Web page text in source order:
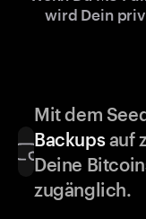
wird Dein
Mit dem
Backupsauf
Deine
zugänglich.